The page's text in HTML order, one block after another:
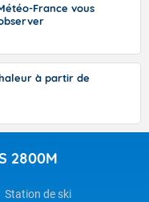
France vous
à partir de
2800M
Station de ski